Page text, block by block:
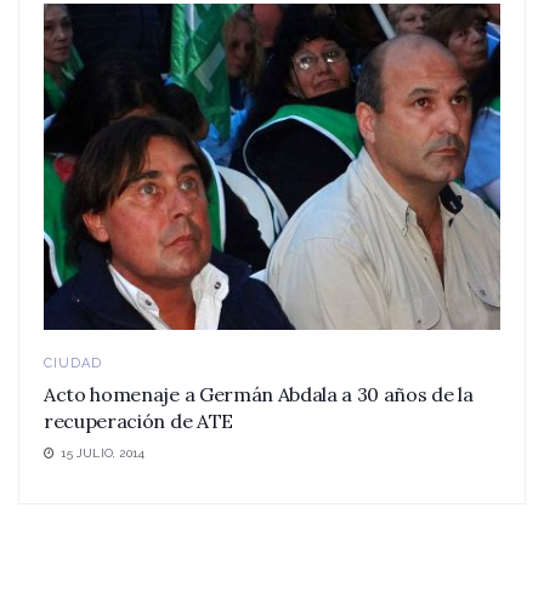
CIUDAD
Acto homenaje a Germán Abdala a 30 años de la
recuperación de ATE
15 JULIO, 2014